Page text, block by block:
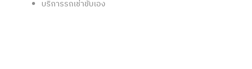
บริการรถเช่าขับเอง